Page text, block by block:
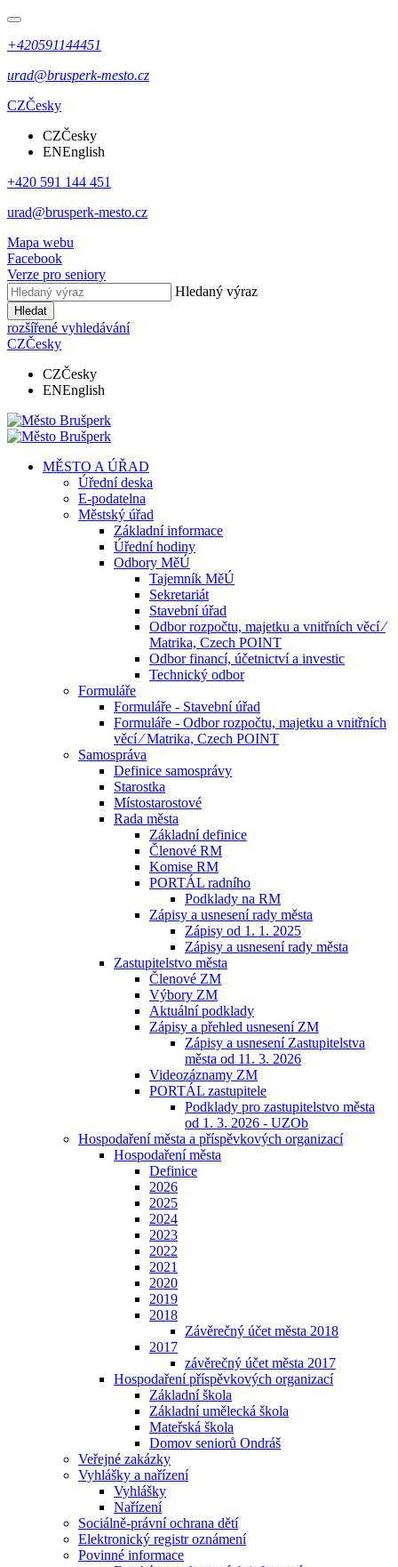
+420591144451
urad@brusperk-mesto.cz
CZČesky
CZČesky
ENEnglish
+420 591 144 451
urad@brusperk-mesto.cz
Mapa webu
Facebook
Verze pro seniory
Hledaný výraz
Hledat
rozšířené vyhledávání
CZČesky
CZČesky
ENEnglish
MĚSTO A ÚŘAD
Úřední deska
E-podatelna
Městský úřad
Základní informace
Úřední hodiny
Odbory MěÚ
Tajemník MěÚ
Sekretariát
Stavební úřad
Odbor rozpočtu, majetku a vnitřních věcí ⁄
Matrika, Czech POINT
Odbor financí, účetnictví a investic
Technický odbor
Formuláře
Formuláře - Stavební úřad
Formuláře - Odbor rozpočtu, majetku a vnitřních
věcí ⁄ Matrika, Czech POINT
Samospráva
Definice samosprávy
Starostka
Místostarostové
Rada města
Základní definice
Členové RM
Komise RM
PORTÁL radního
Podklady na RM
Zápisy a usnesení rady města
Zápisy od 1. 1. 2025
Zápisy a usnesení rady města
Zastupitelstvo města
Členové ZM
Výbory ZM
Aktuální podklady
Zápisy a přehled usnesení ZM
Zápisy a usnesení Zastupitelstva
města od 11. 3. 2026
Videozáznamy ZM
PORTÁL zastupitele
Podklady pro zastupitelstvo města
od 1. 3. 2026 - UZOb
Hospodaření města a příspěvkových organizací
Hospodaření města
Definice
2026
2025
2024
2023
2022
2021
2020
2019
2018
Závěrečný účet města 2018
2017
závěrečný účet města 2017
Hospodaření příspěvkových organizací
Základní škola
Základní umělecká škola
Mateřská škola
Domov seniorů Ondráš
Veřejné zakázky
Vyhlášky a nařízení
Vyhlášky
Nařízení
Sociálně-právní ochrana dětí
Elektronický registr oznámení
Povinné informace